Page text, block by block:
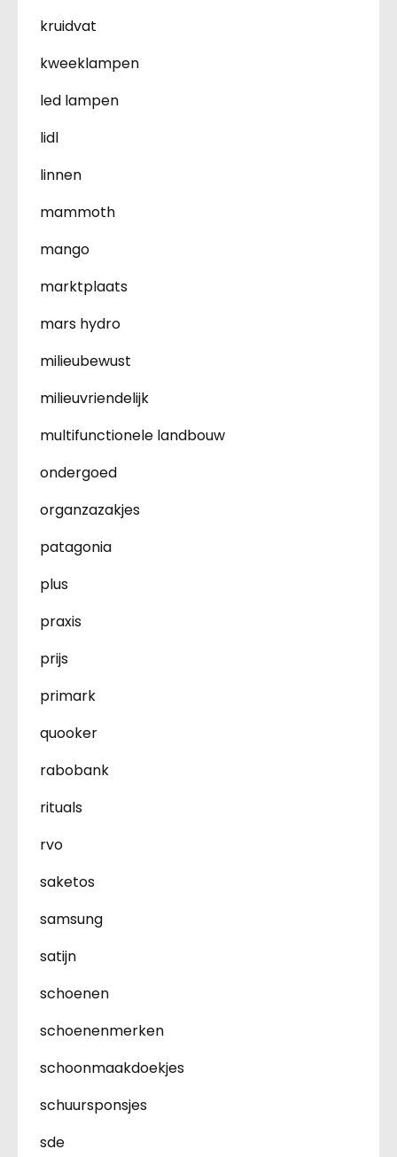
kruidvat
kweeklampen
led lampen
lidl
linnen
mammoth
mango
marktplaats
mars hydro
milieubewust
milieuvriendelijk
multifunctionele landbouw
ondergoed
organzazakjes
patagonia
plus
praxis
prijs
primark
quooker
rabobank
rituals
rvo
saketos
samsung
satijn
schoenen
schoenenmerken
schoonmaakdoekjes
schuursponsjes
sde